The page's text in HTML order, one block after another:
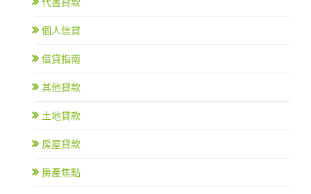
個人信貸
借貸指南
其他貸款
土地貸款
房屋貸款
房產焦點